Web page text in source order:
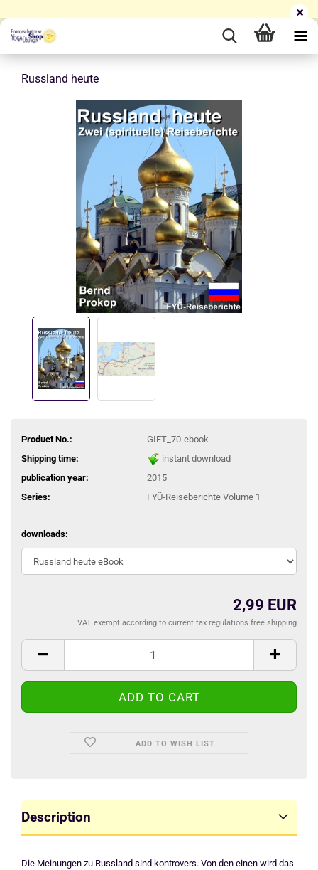
Russland heute
Product No.:
GIFT_70-ebook
Shipping time:
instant download
publication year:
2015
Series:
FYÜ-Reiseberichte Volume 1
downloads:
2,99 EUR
VAT exempt according to current tax regulations free shipping
ADD TO WISH LIST
Description
Die Meinungen zu Russland sind kontrovers. Von den einen wird das